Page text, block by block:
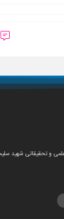
و تحقیقاتی شهید